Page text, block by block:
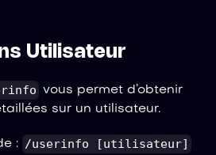
Utilisateur
vous permet d’obtenir
sur un utilisateur.
: /userinfo [utilisateur]